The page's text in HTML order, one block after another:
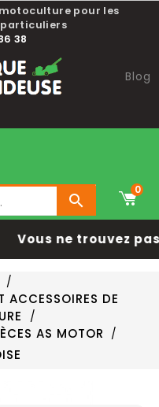
pour les
38
Blog

0
Vous ne trouvez
ACCESSOIRES DE
AS MOTOR